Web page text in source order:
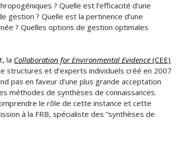
? Quelle est l’efficacité d’une
gestion ? Quelle est la pertinence d’une
? Quelles options de gestion optimales
la Collaboration for Environmental Evidence (CEE)
structures et d’experts individuels créé en 2007
pas en faveur d’une plus grande acceptation
méthodes de synthèses de connaissances.
le rôle de cette instance et cette
à la FRB, spécialiste des “synthèses de